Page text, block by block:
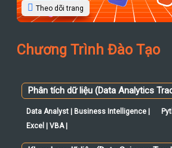
Chương Trình Đào Tạo
Data Analyst | Business Intelligence |
Excel | VBA |
Khoa học dữ liệu (Data Science Track)
Data Science | Python | SQL | Maths &